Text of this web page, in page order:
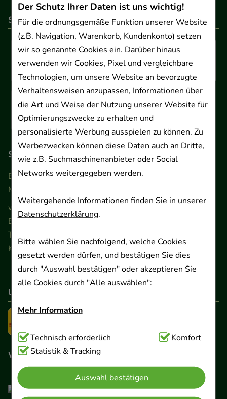
Der Schutz Ihrer Daten ist uns wichtig!
Für die ordnungsgemäße Funktion unserer Website
(z.B. Navigation, Warenkorb, Kundenkonto) setzen
wir so genannte Cookies ein. Darüber hinaus
verwenden wir Cookies, Pixel und vergleichbare
Technologien, um unsere Website an bevorzugte
Verhaltensweisen anzupassen, Informationen über
die Art und Weise der Nutzung unserer Website für
Optimierungszwecke zu erhalten und
personalisierte Werbung ausspielen zu können. Zu
Werbezwecken können diese Daten auch an Dritte,
wie z.B. Suchmaschinenanbieter oder Social
Networks weitergegeben werden.
Weitergehende Informationen finden Sie in unserer
Datenschutzerklärung.
Bitte wählen Sie nachfolgend, welche Cookies
gesetzt werden dürfen, und bestätigen Sie dies
durch "Auswahl bestätigen" oder akzeptieren Sie
alle Cookies durch "Alle auswählen":
Mehr Information
Technisch Notwendig:Hierbei handelt es sich um
Cookies, die für die Grundfunktionen unserer
Website notwendig sind (z.B. Navigation,
Warenkorb, Kundenkonto), weshalb auf diese nicht
verzichtet werden kann.
Technisch erforderlich
Komfort
Statistik & Tracking
Auswahl bestätigen
So können Sie bezahlen
So erreichen Sie uns
Beratung und Kundenservice:
Montag - Freitag von 9.00 bis 17.00 Uhr
www.ApoSalis.de
Ernst-August-Platz 2 · 30159 Hannover
Telefon 0511 89 71 80 0 · Fax 0511 89 71 80 11
Kontaktformular
Unser Versanddienstleister
Wir sind hier gelistet